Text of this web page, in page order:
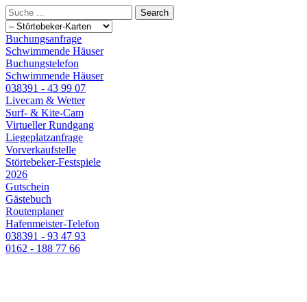
Buchungsanfrage
Schwimmende Häuser
Buchungstelefon
Schwimmende Häuser
038391 - 43 99 07
Livecam & Wetter
Surf- & Kite-Cam
Virtueller Rundgang
Liegeplatzanfrage
Vorverkaufstelle
Störtebeker-Festspiele
2026
Gutschein
Gästebuch
Routenplaner
Hafenmeister-Telefon
038391 - 93 47 93
0162 - 188 77 66